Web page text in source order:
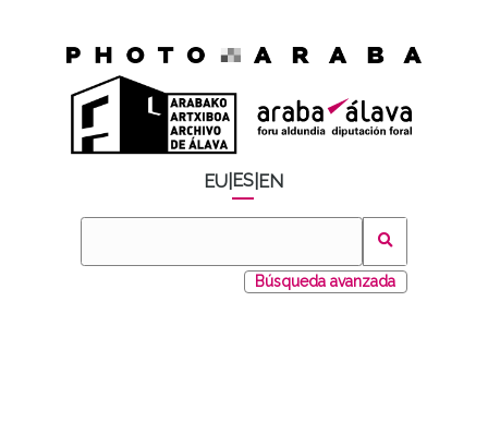
EU ES EN
Búsqueda avanzada